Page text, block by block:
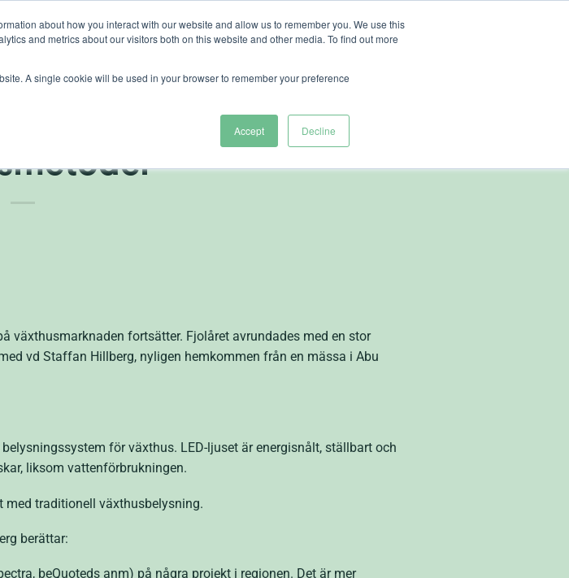
about how you interact with our website and allow us to remember you. We use this
and metrics about our visitors both on this website and other media. To find out more
A single cookie will be used in your browser to remember your preference
Accept Decline
cultivation knowledge about Heliospectra
tar rygg på nya
växthusmarknaden fortsätter. Fjolåret avrundades med en stor
vd Staffan Hillberg, nyligen hemkommen från en mässa i Abu
för växthus. LED-ljuset är energisnålt, ställbart och
liksom vattenförbrukningen.
med traditionell växthusbelysning.
berättar:
beQuoteds anm) på några projekt i regionen. Det är mer